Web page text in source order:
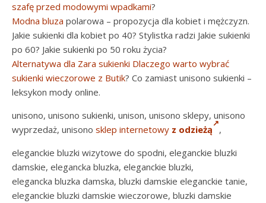
szafę przed modowymi wpadkami?
Modna bluza polarowa – propozycja dla kobiet i mężczyzn.
Jakie sukienki dla kobiet po 40? Stylistka radzi Jakie sukienki
po 60? Jakie sukienki po 50 roku życia?
Alternatywa dla Zara sukienki Dlaczego warto wybrać
sukienki wieczorowe z Butik? Co zamiast unisono sukienki –
leksykon mody online.
unisono, unisono sukienki, unison, unisono sklepy, unisono
wyprzedaż, unisono sklep internetowy z odzieżą
,
eleganckie bluzki wizytowe do spodni, eleganckie bluzki
damskie, elegancka bluzka, eleganckie bluzki,
elegancka bluzka damska, bluzki damskie eleganckie tanie,
eleganckie bluzki damskie wieczorowe, bluzki damskie